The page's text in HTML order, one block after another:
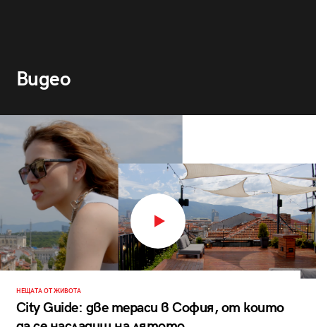
Видео
НЕЩАТА ОТ ЖИВОТА
City Guide: две тераси в София, от които